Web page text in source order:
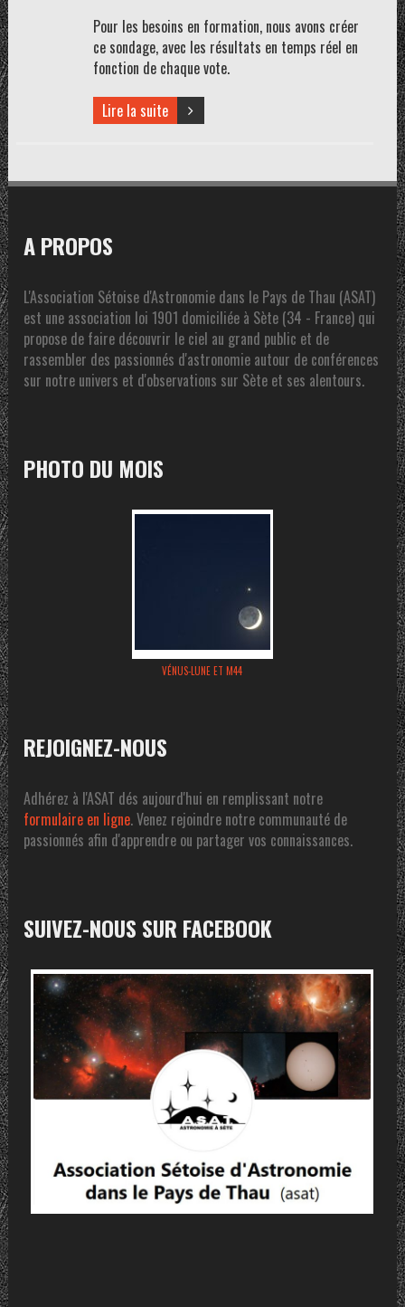
Pour les besoins en formation, nous avons créer
ce sondage, avec les résultats en temps réel en
fonction de chaque vote.
Lire la suite
A PROPOS
L'Association Sétoise d'Astronomie dans le Pays de Thau (ASAT)
est une association loi 1901 domiciliée à Sète (34 - France) qui
propose de faire découvrir le ciel au grand public et de
rassembler des passionnés d'astronomie autour de conférences
sur notre univers et d'observations sur Sète et ses alentours.
PHOTO DU MOIS
VÉNUS-LUNE ET M44
REJOIGNEZ-NOUS
Adhérez à l'ASAT dés aujourd'hui en remplissant notre
formulaire en ligne. Venez rejoindre notre communauté de
passionnés afin d'apprendre ou partager vos connaissances.
SUIVEZ-NOUS SUR FACEBOOK